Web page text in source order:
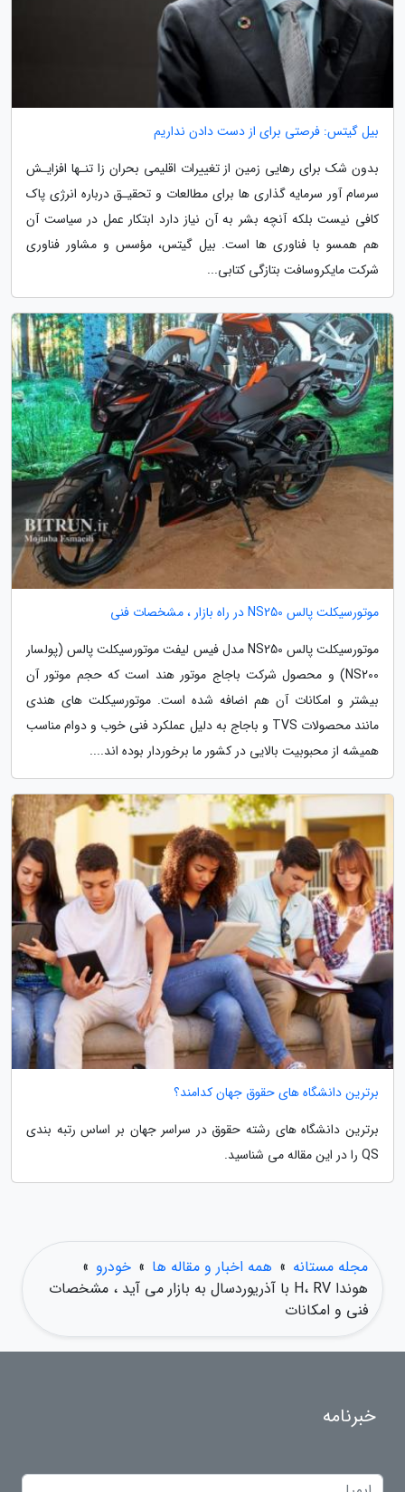
بیل گیتس: فرصتی برای از دست دادن نداریم
بدون شک برای رهایی زمین از تغییرات اقلیمی بحران زا تنـها افزایـش
سرسام آور سرمایه گذاری ها برای مطالعات و تحقیـق درباره انرژی پاک
کافی نیست بلکه آنچه بشر به آن نیاز دارد ابتکار عمل در سیاست آن
هم همسو با فناوری ها است. بیل گیتس، مؤسس و مشاور فناوری
شرکت مایکروسافت بتازگی کتابی...
موتورسیکلت پالس NS250 در راه بازار ، مشخصات فنی
موتورسیکلت پالس NS250 مدل فیس لیفت موتورسیکلت پالس (پولسار
NS200) و محصول شرکت باجاج موتور هند است که حجم موتور آن
بیشتر و امکانات آن هم اضافه شده است. موتورسیکلت های هندی
مانند محصولات TVS و باجاج به دلیل عملکرد فنی خوب و دوام مناسب
همیشه از محبوبیت بالایی در کشور ما برخوردار بوده اند....
برترین دانشگاه های حقوق جهان کدامند؟
برترین دانشگاه های رشته حقوق در سراسر جهان بر اساس رتبه بندی
QS را در این مقاله می شناسید.
مجله مستانه » همه اخبار و مقاله ها » خودرو »
هوندا H، RV با آذریوردسال به بازار می آید ، مشخصات
فنی و امکانات
خبرنامه